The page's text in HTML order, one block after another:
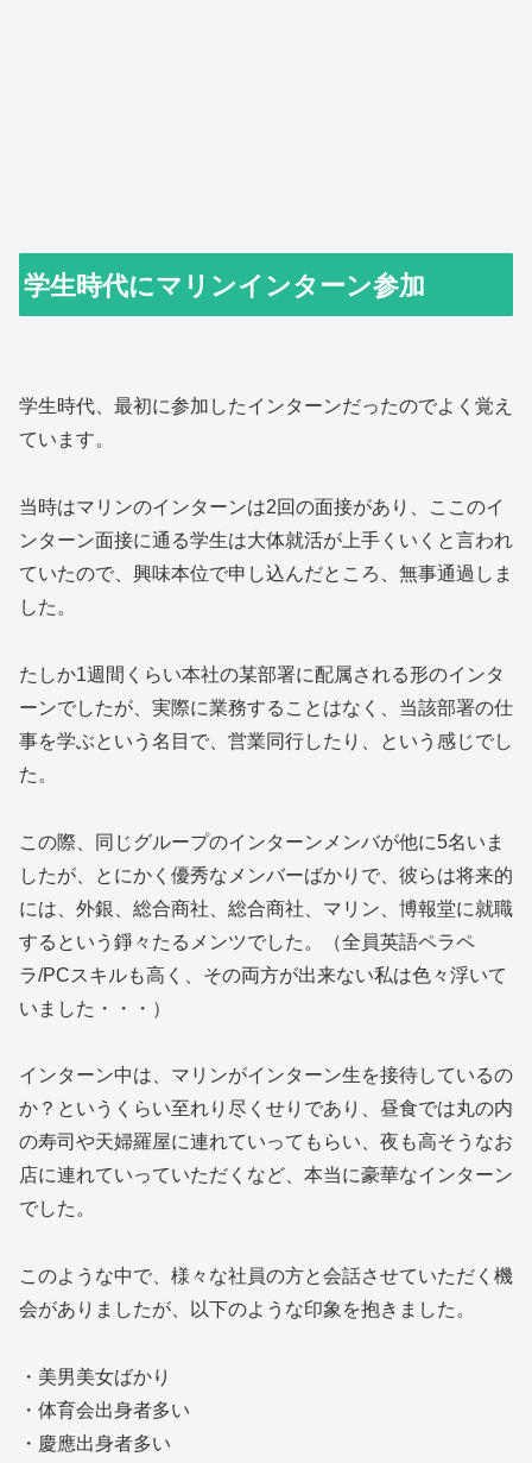
学生時代にマリンインターン参加
学生時代、最初に参加したインターンだったのでよく覚え
ています。
当時はマリンのインターンは2回の面接があり、ここのイ
ンターン面接に通る学生は大体就活が上手くいくと言われ
ていたので、興味本位で申し込んだところ、無事通過しま
した。
たしか1週間くらい本社の某部署に配属される形のインタ
ーンでしたが、実際に業務することはなく、当該部署の仕
事を学ぶという名目で、営業同行したり、という感じでし
た。
この際、同じグループのインターンメンバが他に5名いま
したが、とにかく優秀なメンバーばかりで、彼らは将来的
には、外銀、総合商社、総合商社、マリン、博報堂に就職
するという錚々たるメンツでした。（全員英語ペラペ
ラ/PCスキルも高く、その両方が出来ない私は色々浮いて
いました・・・）
インターン中は、マリンがインターン生を接待しているの
か？というくらい至れり尽くせりであり、昼食では丸の内
の寿司や天婦羅屋に連れていってもらい、夜も高そうなお
店に連れていっていただくなど、本当に豪華なインターン
でした。
このような中で、様々な社員の方と会話させていただく機
会がありましたが、以下のような印象を抱きました。
・美男美女ばかり
・体育会出身者多い
・慶應出身者多い